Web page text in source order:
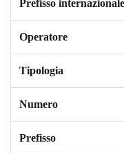
Prefisso internazionale
Operatore
Tipologia
Numero
Prefisso